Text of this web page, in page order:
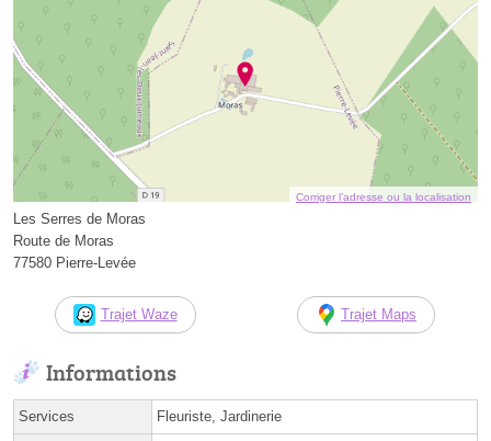
Corriger l’adresse ou la localisation
Les Serres de Moras
Route de Moras
77580 Pierre-Levée
Trajet Waze Trajet Maps
Informations
Services Fleuriste, Jardinerie